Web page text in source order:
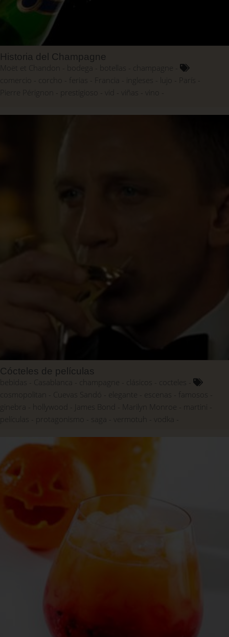
Historia del Champagne
Moët et Chandon
bodega botellas
champagne
comercio
ferias ingleses
Pierre Pérignon
prestigioso vid viñas vino
Cócteles de películas
bebidas
champagne
cocteles
cosmopolitan
Cuevas Sandó elegante escenas
ginebra
hollywood James Bond Marilyn Monroe
martini
películas
protagonismo saga vermotuh vodka